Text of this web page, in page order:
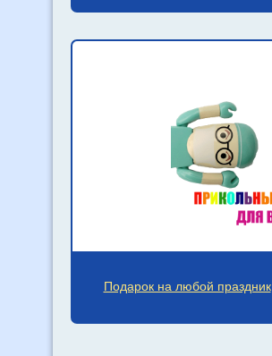
Подарок на любой праздник